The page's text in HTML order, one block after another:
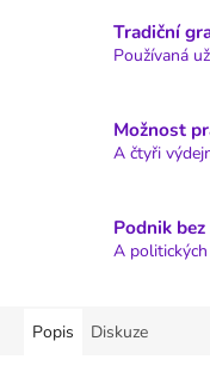
Tradiční
Používaná
Možnost
A čtyři
Podnik
A politických
Popis Diskuze